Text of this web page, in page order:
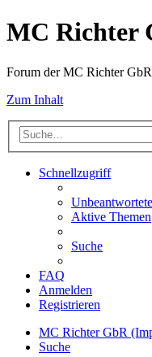
MC Richter
Forum der MC Richter GbR
Zum Inhalt
Schnellzugriff
Aktive Themen
Suche
FAQ
Anmelden
Registrieren
MC Richter GbR
Suche